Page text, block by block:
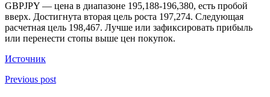
GBPJPY — цена в диапазоне 195,188-196,380, есть пробой
вверх. Достигнута вторая цель роста 197,274. Следующая
расчетная цель 198,467. Лучше или зафиксировать прибыль
или перенести стопы выше цен покупок.
Источник
Previous post